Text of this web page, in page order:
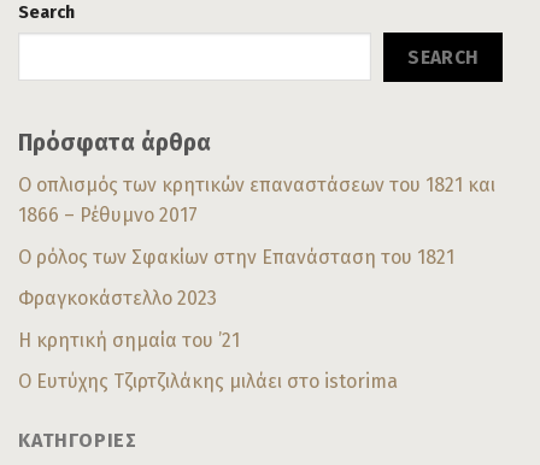
Search
SEARCH
Πρόσφατα άρθρα
Ο οπλισμός των κρητικών επαναστάσεων του 1821 και
1866 – Ρέθυμνο 2017
Ο ρόλος των Σφακίων στην Επανάσταση του 1821
Φραγκοκάστελλο 2023
Η κρητική σημαία του ’21
Ο Ευτύχης Τζιρτζιλάκης μιλάει στο istorima
ΚΑΤΗΓΟΡΙΕΣ